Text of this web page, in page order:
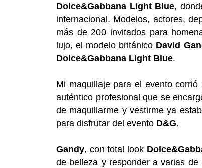
Dolce&Gabbana Light Blue,
internacional. Modelos, actores,
más de 200 invitados para
lujo, el modelo británico David
Dolce&Gabbana Light Blue.
Mi maquillaje para el evento
auténtico profesional que se
de maquillarme y vestirme ya
para disfrutar del evento D&G.
Gandy, con total look
de belleza y responder a varias